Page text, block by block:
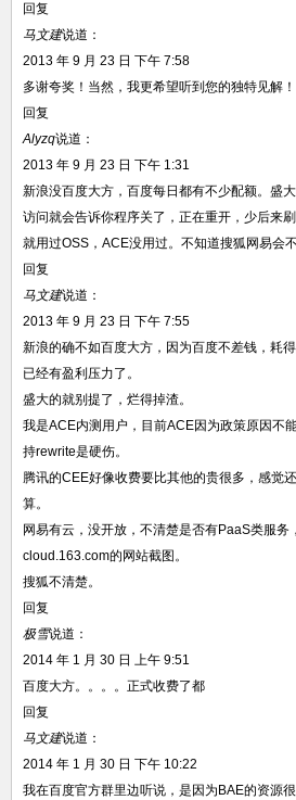
回复
马文建说道：
2013 年 9 月 23 日 下午 7:58
多谢夸奖！当然，我更希望听到您的独特见解！
回复
Alyzq说道：
2013 年 9 月 23 日 下午 1:31
新浪没百度大方，百度每日都有不少配额。盛
访问就会告诉你程序关了，正在重开，少后来
就用过OSS，ACE没用过。不知道搜狐网易会
回复
马文建说道：
2013 年 9 月 23 日 下午 7:55
新浪的确不如百度大方，因为百度不差钱，耗
已经有盈利压力了。
盛大的就别提了，烂得掉渣。
我是ACE内测用户，目前ACE因为政策原因不
持rewrite是硬伤。
腾讯的CEE好像收费要比其他的贵很多，感觉
算。
网易有云，没开放，不清楚是否有PaaS类服务
cloud.163.com的网站截图。
搜狐不清楚。
回复
极雪说道：
2014 年 1 月 30 日 上午 9:51
百度大方。。。。正式收费了都
回复
马文建说道：
2014 年 1 月 30 日 下午 10:22
我在百度官方群里边听说，是因为BAE的资源